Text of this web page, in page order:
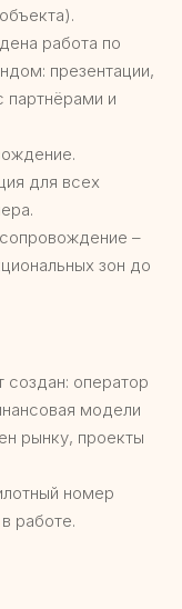
работа по
презентации,
партнёрами и
для всех
–
зон до
оператор
модели
рынку, проекты
номер
работе.